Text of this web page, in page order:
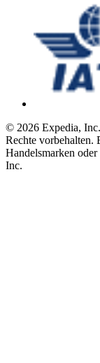
© 2026 Expedia,
Rechte vorbehalten.
Handelsmarken
Inc.